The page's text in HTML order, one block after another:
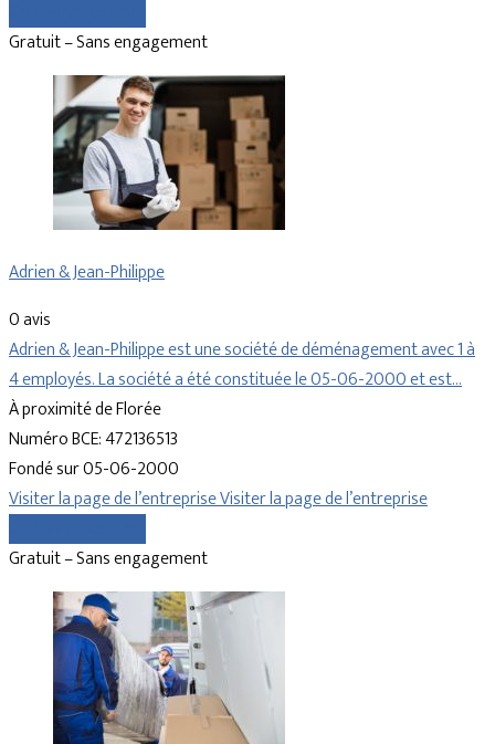
Gratuit – Sans engagement
Adrien & Jean-Philippe
0 avis
Adrien & Jean-Philippe est une société de déménagement avec 1 à
4 employés. La société a été constituée le 05-06-2000 et est…
À proximité de Florée
Numéro BCE: 472136513
Fondé sur 05-06-2000
Visiter la page de l’entrepriseVisiter la page de l’entreprise
Gratuit – Sans engagement